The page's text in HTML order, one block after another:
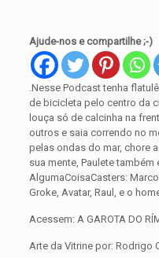
Ajude-nos e compartilhe ;-)
.Nesse Podcast tenha
de bicicleta pelo centro da
louça só de calcinha na
outros e saia correndo no
pelas ondas do mar, chore
sua mente, Paulete
AlgumaCoisaCasters:
Groke, Avatar, Raul, e o
Acessem: A GAROTA DO
Arte da Vitrine por: Rodrigo